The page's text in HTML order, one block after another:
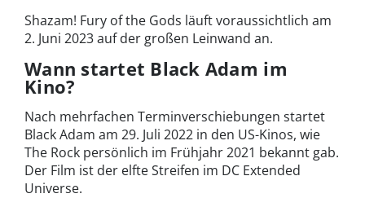
Shazam! Fury of the Gods läuft voraussichtlich am
2. Juni 2023 auf der großen Leinwand an.
Wann startet Black Adam im
Kino?
Nach mehrfachen Terminverschiebungen startet
Black Adam am 29. Juli 2022 in den US-Kinos, wie
The Rock persönlich im Frühjahr 2021 bekannt gab.
Der Film ist der elfte Streifen im DC Extended
Universe.